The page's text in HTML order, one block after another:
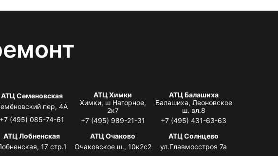
АТЦ Семеновская
пер, 4А
+7 (495) 085-74-61
АТЦ Химки
Химки, ш Нагорное,
2к7
+7 (495) 989-21-31
АТЦ Балашиха
Балашиха, Леоновское
ш. вл.8
+7 (495) 431-63-63
АТЦ Лобненская
17 стр.1
АТЦ Очаково
Очаковское ш., 10к2с2
АТЦ Солнцево
ул.Главмосстроя 7а